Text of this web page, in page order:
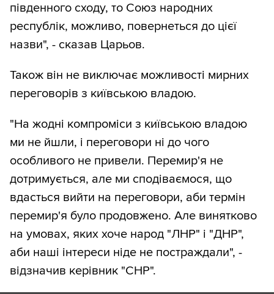
південного сходу, то Союз народних
республік, можливо, повернеться до цієї
назви", - сказав Царьов.
Також він не виключає можливості мирних
переговорів з київською владою.
"На жодні компроміси з київською владою
ми не йшли, і переговори ні до чого
особливого не привели. Перемир'я не
дотримується, але ми сподіваємося, що
вдасться вийти на переговори, аби термін
перемир'я було продовжено. Але винятково
на умовах, яких хоче народ "ЛНР" і "ДНР",
аби наші інтереси ніде не постраждали", -
відзначив керівник "СНР".